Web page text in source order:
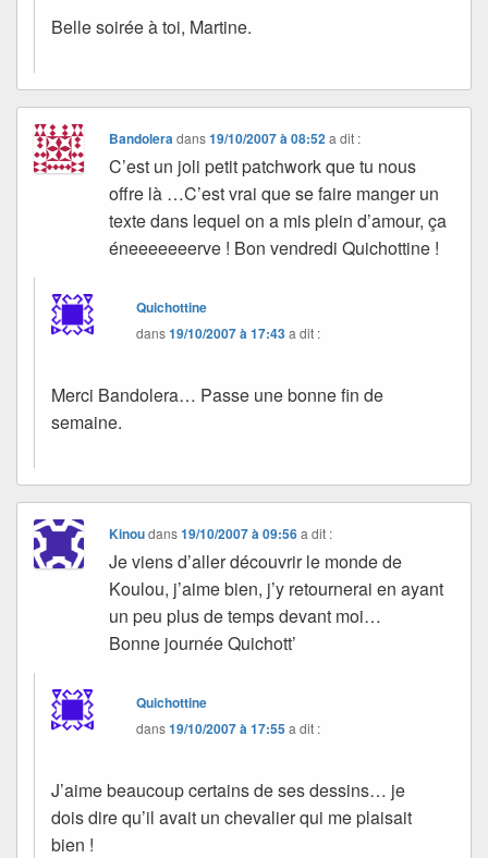
Belle soirée à toi, Martine.
Bandolera dans19/10/2007 à 08:52 a dit :
C’est un joli petit patchwork que tu nous
offre là …C’est vrai que se faire manger un
texte dans lequel on a mis plein d’amour, ça
éneeeeeeerve ! Bon vendredi Quichottine !
Quichottine
dans19/10/2007 à 17:43a dit :
Merci Bandolera… Passe une bonne fin de
semaine.
Kinoudans19/10/2007 à 09:56 a dit :
Je viens d’aller découvrir le monde de
Koulou, j’aime bien, j’y retournerai en ayant
un peu plus de temps devant moi…
Bonne journée Quichott’
Quichottine
dans19/10/2007 à 17:55a dit :
J’aime beaucoup certains de ses dessins… je
dois dire qu’il avait un chevalier qui me plaisait
bien !